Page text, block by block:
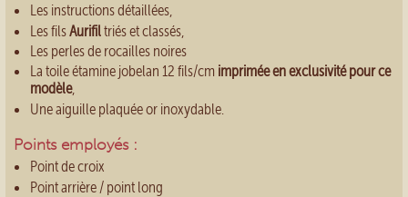
Les instructions détaillées,
Les filsAurifiltriés et classés,
Les perles de rocailles noires
La toile étamine jobelan 12 fils/cm imprimée en exclusivité pour ce
modèle,
Une aiguille plaquée or inoxydable.
Points employés :
Point de croix
Point arrière / point long